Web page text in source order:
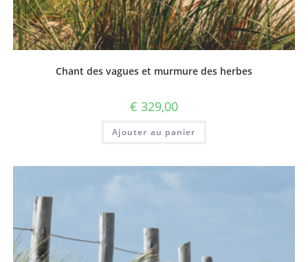
Chant des vagues et murmure des herbes
€ 329,00
Ajouter au panier